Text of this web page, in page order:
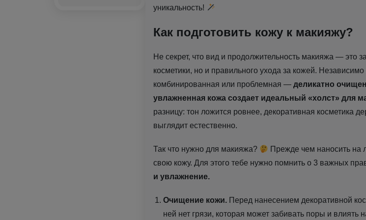
уникальность!
Как подготовить кожу к макияжу?
Не секрет, что вид и продолжительность макияжа — это
косметики, но и правильного ухода за кожей.
комбинированная или проблемная — деликатно
увлажненная кожа создает идеальный «холст» для
разницу: тон ложится ровнее, декоративная косметика
выглядит естественно.
Так что нужно для макияжа?
Прежде чем наносить на
свою кожу. Для этого тебе нужно помнить о 3 важных
и увлажнение.
Очищение кожи.Перед нанесением декоративной
ней нет грязи, которая может забивать поры и влиять